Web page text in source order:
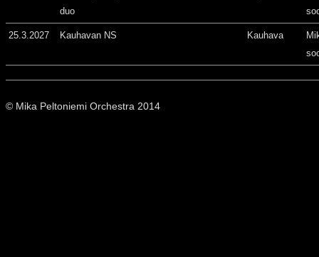
duo
25.3.2027 Kauhavan NS Kauhava
© Mika Peltoniemi Orchestra 2014